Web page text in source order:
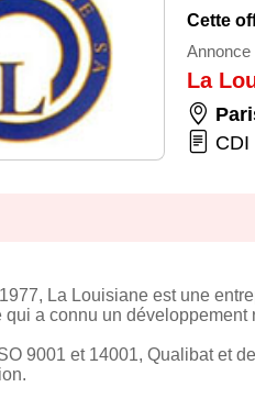
Cette
Annonce
La
CDI
La Louisiane est une
qui a connu un
9001 et 14001, Qualibat et